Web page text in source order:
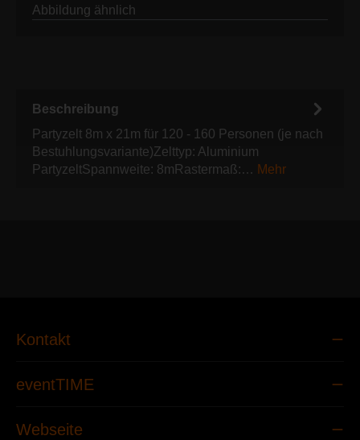
Abbildung ähnlich
Beschreibung
Partyzelt 8m x 21m für 120 - 160 Personen (je nach
Bestuhlungsvariante)Zelttyp: Aluminium
PartyzeltSpannweite: 8mRastermaß:… Mehr
Kontakt
eventTIME
Webseite